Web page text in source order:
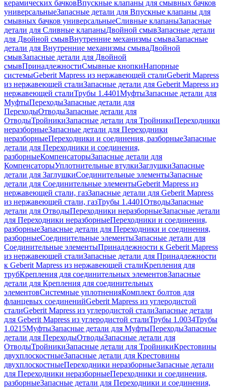
керамических бачковВпускные клапаны для смывных бачков
универсальныеЗапасные детали для Впускные клапаны для
смывных бачков универсальныеСливные клапаныЗапасные
детали для Сливные клапаныДвойной смывЗапасные детали
для Двойной смывВнутренние механизмы смываЗапасные
детали для Внутренние механизмы смываДвойной
смывЗапасные детали для Двойной
смывПринадлежностиСмывные кнопкиНапорные
системыGeberit Mapress из нержавеющей сталиGeberit Mapress
из нержавеющей сталиЗапасные детали для Geberit Mapress из
нержавеющей сталиТрубы 1.4401МуфтыЗапасные детали для
МуфтыПереходыЗапасные детали для
ПереходыОтводыЗапасные детали для
ОтводыТройникиЗапасные детали для ТройникиПереходники
неразборныеЗапасные детали для Переходники
неразборныеПереходники и соединения, разборныеЗапасные
детали для Переходники и соединения,
разборныеКомпенсаторыЗапасные детали для
КомпенсаторыУплотнительные втулкиЗаглушкиЗапасные
детали для ЗаглушкиСоединительные элементыЗапасные
детали для Соединительные элементыGeberit Mapress из
нержавеющей стали, газЗапасные детали для Geberit Mapress
из нержавеющей стали, газТрубы 1.4401ОтводыЗапасные
детали для ОтводыПереходники неразборныеЗапасные детали
для Переходники неразборныеПереходники и соединения,
разборныеЗапасные детали для Переходники и соединения,
разборныеСоединительные элементыЗапасные детали для
Соединительные элементыПринадлежности к Geberit Mapress
из нержавеющей сталиЗапасные детали для Принадлежности
к Geberit Mapress из нержавеющей сталиКрепления для
трубКрепления для соединительных элементовЗапасные
детали для Крепления для соединительных
элементовСистемные уплотненияКомплект болтов для
фланцевых соединенийGeberit Mapress из углеродистой
сталиGeberit Mapress из углеродистой сталиЗапасные детали
для Geberit Mapress из углеродистой сталиТрубы 1.0034Трубы
1.0215МуфтыЗапасные детали для МуфтыПереходыЗапасные
детали для ПереходыОтводыЗапасные детали для
ОтводыТройникиЗапасные детали для ТройникиКрестовины
двухплоскостныеЗапасные детали для Крестовины
двухплоскостныеПереходники неразборныеЗапасные детали
для Переходники неразборныеПереходники и соединения,
разборныеЗапасные детали для Переходники и соединения,